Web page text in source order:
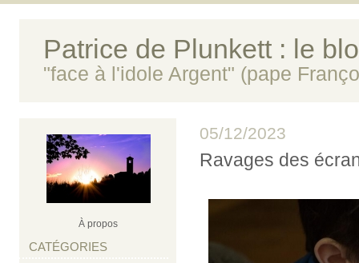
Patrice de Plunkett : le
"face à l'idole Argent" (pape
À propos
CATÉGORIES
05/12/2023
Ravages des